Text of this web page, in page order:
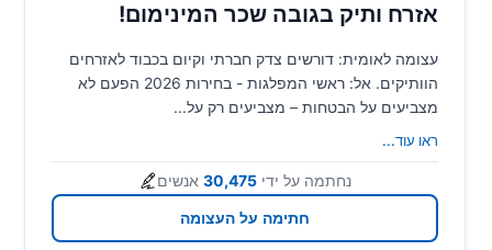
אזרח ותיק בגובה שכר המינימום!
עצומה לאומית: דורשים צדק חברתי וקיום בכבוד לאזרחים
הוותיקים. אל: ראשי המפלגות - בחירות 2026 הפעם לא
מצביעים על הבטחות – מצביעים רק על...
ראו עוד...
נחתמה על ידי 30,475 אנשים
חתימה על העצומה